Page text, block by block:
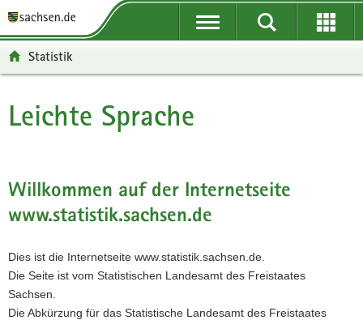
t
g
r
i
f
n
t
g
a
i
o
p
t
t
e
i
h
Statistik
Hauptinhalt
Leichte Sprache
Willkommen auf der Internetseite
www.statistik.sachsen.de
Dies ist die Internetseite www.statistik.sachsen.de.
Die Seite ist vom Statistischen Landesamt des Freistaates
Sachsen.
Die Abkürzung für das Statistische Landesamt des Freistaates